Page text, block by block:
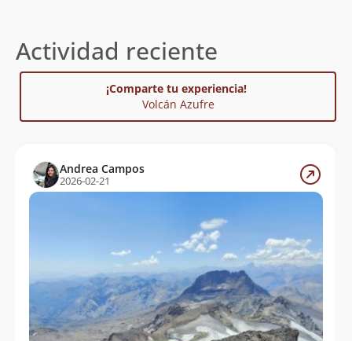
Actividad reciente
¡Comparte tu experiencia!
Volcán Azufre
Andrea Campos
2026-02-21